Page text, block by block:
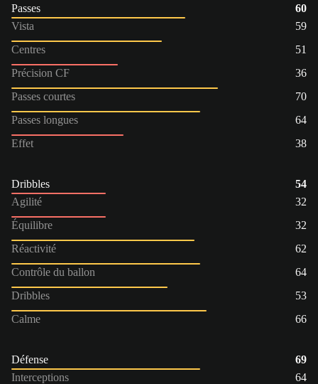
Passes
60
Vista
59
Centres
51
Précision CF
36
Passes courtes
70
Passes longues
64
Effet
38
Dribbles
54
Agilité
32
Équilibre
32
Réactivité
62
Contrôle du ballon
64
Dribbles
53
Calme
66
Défense
69
Interceptions
64